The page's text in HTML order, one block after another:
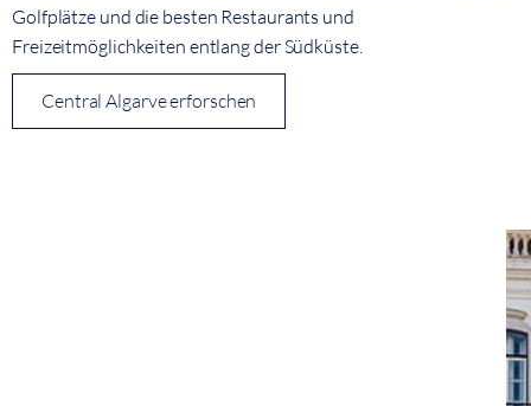
Golfplätze und die besten Restaurants und
Freizeitmöglichkeiten entlang der Südküste.
Central Algarve erforschen